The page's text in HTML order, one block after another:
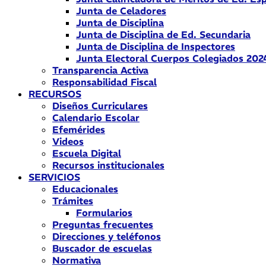
Junta de Celadores
Junta de Disciplina
Junta de Disciplina de Ed. Secundaria
Junta de Disciplina de Inspectores
Junta Electoral Cuerpos Colegiados
Transparencia Activa
Responsabilidad Fiscal
RECURSOS
Diseños Curriculares
Calendario Escolar
Efemérides
Videos
Escuela Digital
Recursos institucionales
SERVICIOS
Educacionales
Trámites
Formularios
Preguntas frecuentes
Direcciones y teléfonos
Buscador de escuelas
Normativa